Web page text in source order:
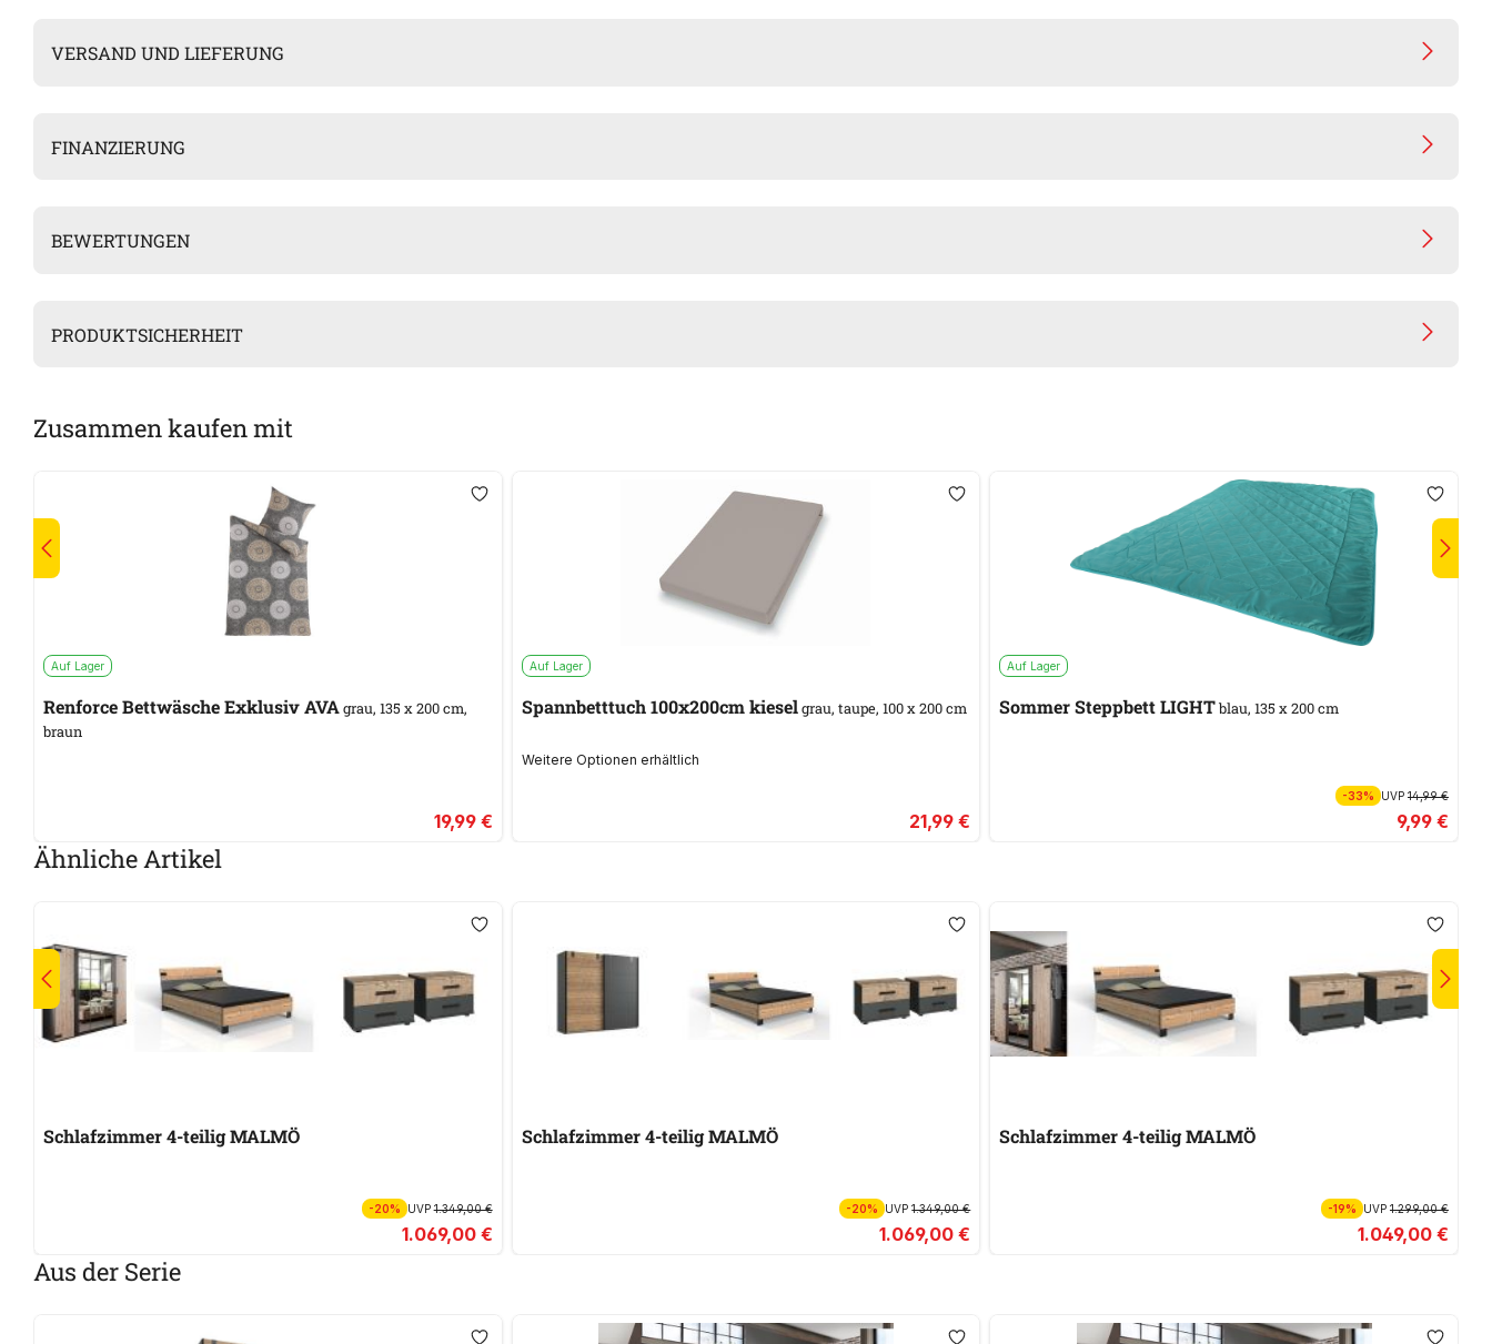
VERSAND UND LIEFERUNG
FINANZIERUNG
BEWERTUNGEN
PRODUKTSICHERHEIT
Zusammen kaufen mit
Auf Lager
Renforce Bettwäsche Exklusiv AVAgrau, 135 x 200 cm,
braun
19,99 €
Auf Lager
Spannbetttuch 100x200cm kieselgrau, taupe, 100 x 200 cm
Weitere Optionen erhältlich
21,99 €
Auf Lager
Sommer Steppbett LIGHTblau, 135 x 200 cm
-33% UVP 14,99 €
9,99 €
Ähnliche Artikel
Schlafzimmer 4-teilig MALMÖ
-20% UVP1.349,00 €
1.069,00 €
Schlafzimmer 4-teilig MALMÖ
-20% UVP1.349,00 €
1.069,00 €
Schlafzimmer 4-teilig MALMÖ
-19% UVP 1.299,00 €
1.049,00 €
Aus der Serie